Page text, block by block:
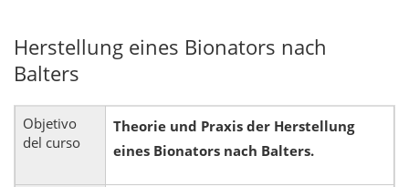
Herstellung eines Bionators nach
Balters
Objetivo
del curso
Theorie und Praxis der Herstellung
eines Bionators nach Balters.